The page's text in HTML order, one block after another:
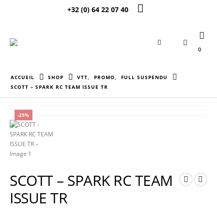
+32 (0) 64 22 07 40
0
ACCUEIL SHOP VTT PROMO
FULL SUSPENDU
SCOTT – SPARK RC TEAM ISSUE TR
-25%
SCOTT – SPARK RC TEAM
ISSUE TR